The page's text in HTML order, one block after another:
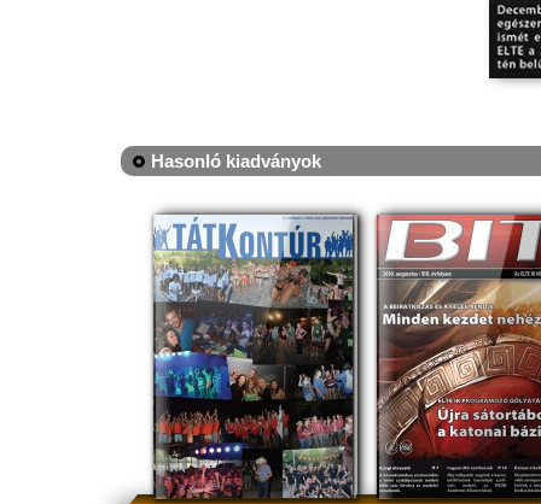
Hasonló kiadványok